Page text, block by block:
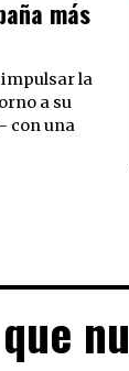
más
impulsar la
a su
con una